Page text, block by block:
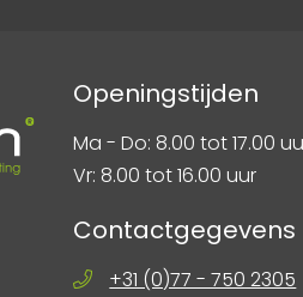
Openingstijden
Ma - Do: 8.00 tot 17.00
Vr: 8.00 tot 16.00 uur
Contactgegevens
+31 (0)77 - 750 2305